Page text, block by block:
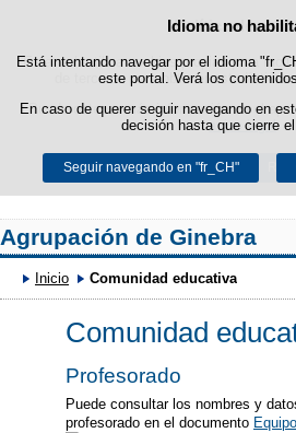
Política de
Esta web utiliza cookies propias para
de terceros para obtener
Puede obtener más información en el
aviso legal.
Aceptar
Idioma no
Está intentando navegar por el idioma
este portal. Verá los
En caso de querer seguir navegando en
decisión hasta que cierre el
Seguir navegando en "fr_CH"
Saltar
Agrupación de Ginebra
Inicio Comunidad educativa
Comunidad
Profesorado
Puede consultar los nombres y
profesorado en el documento